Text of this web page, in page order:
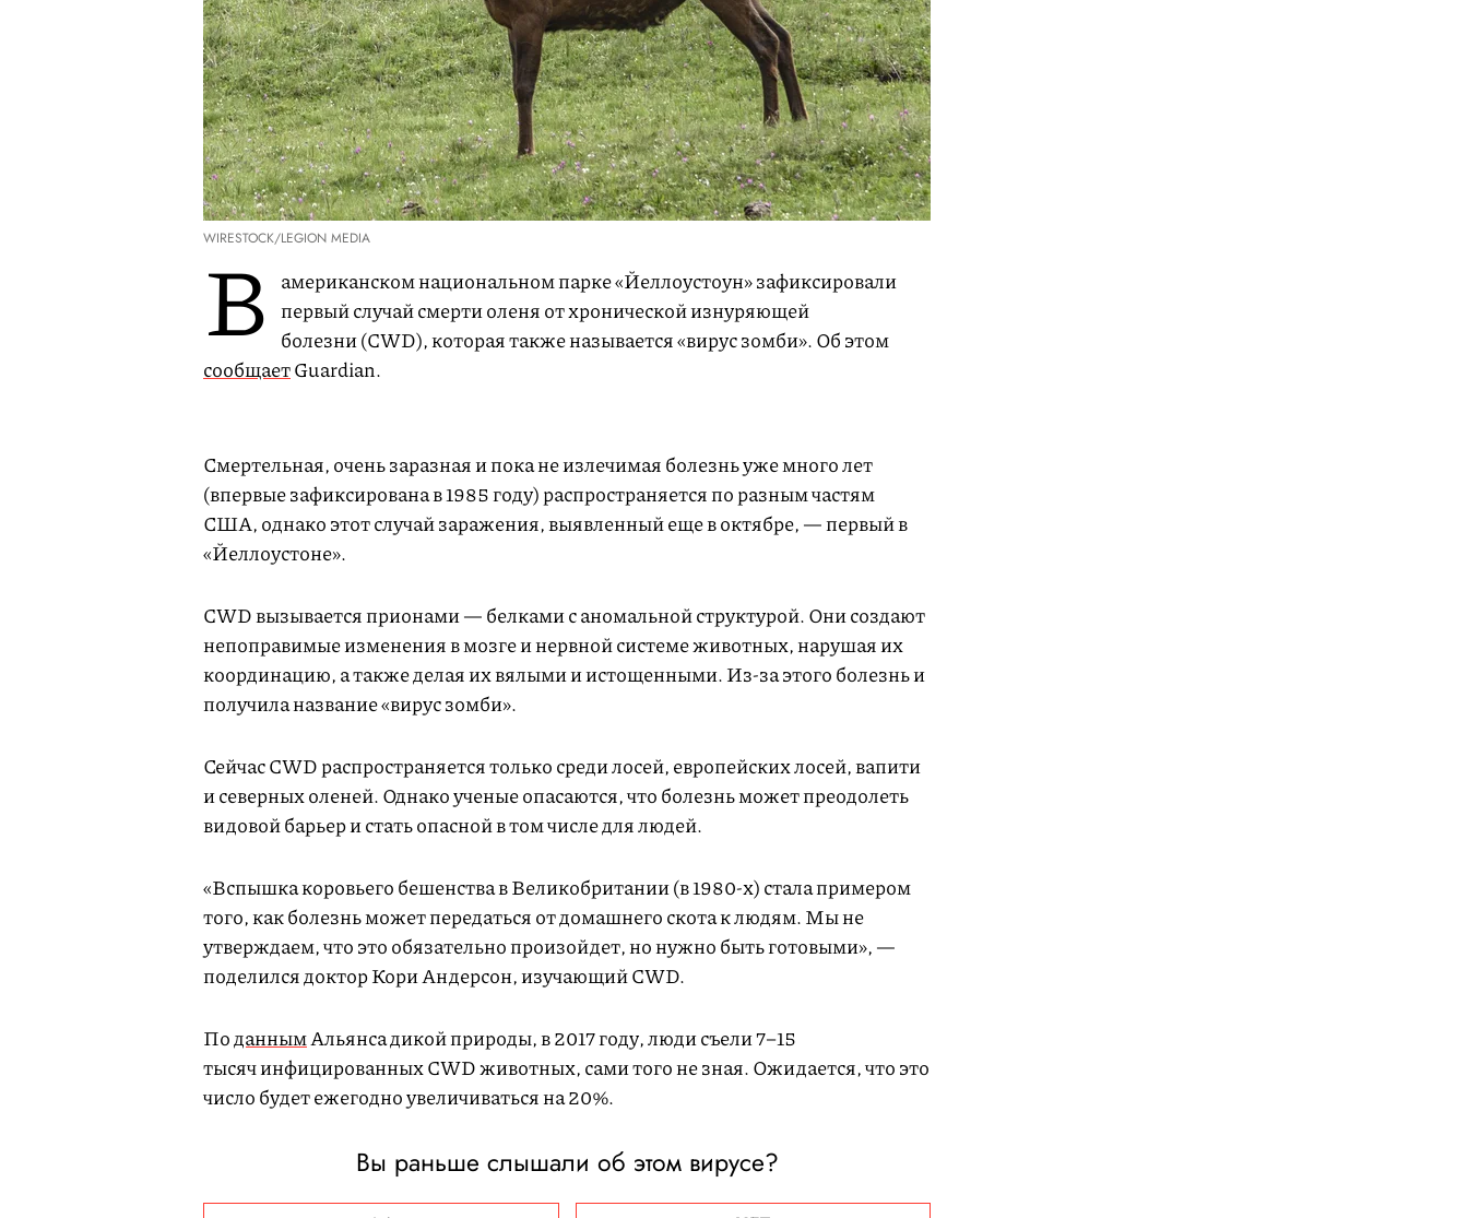
WIRESTOCK/LEGION MEDIA
В
американском национальном парке «Йеллоустоун» зафиксировали
первый случай смерти оленя от хронической изнуряющей
болезни (CWD), которая также называется «вирус зомби». Об этом
сообщаетGuardian.
Смертельная, очень заразная и пока не излечимая болезнь уже много лет
(впервые зафиксирована в 1985 году) распространяется по разным частям
США, однако этот случай заражения, выявленный еще в октябре, — первый в
«Йеллоустоне».
CWD вызывается прионами — белками с аномальной структурой. Они создают
непоправимые изменения в мозге и нервной системе животных, нарушая их
координацию, а также делая их вялыми и истощенными. Из-за этого болезнь и
получила название «вирус зомби».
Сейчас CWD распространяется только среди лосей, европейских лосей, вапити
и северных оленей. Однако ученые опасаются, что болезнь может преодолеть
видовой барьер и стать опасной в том числе для людей.
«Вспышка коровьего бешенства в Великобритании (в 1980-х) стала примером
того, как болезнь может передаться от домашнего скота к людям. Мы не
утверждаем, что это обязательно произойдет, но нужно быть готовыми», —
поделился доктор Кори Андерсон, изучающий CWD.
ПоданнымАльянса дикой природы, в 2017 году, люди съели 7–15
тысяч инфицированных CWD животных, сами того не зная. Ожидается, что это
число будет ежегодно увеличиваться на 20%.
Вы раньше слышали об этом вирусе?